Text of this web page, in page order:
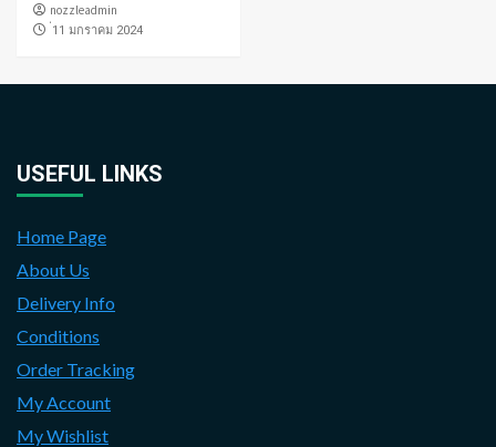
nozzleadmin
่11 มกราคม 2024
USEFUL LINKS
Home Page
About Us
Delivery Info
Conditions
Order Tracking
My Account
My Wishlist